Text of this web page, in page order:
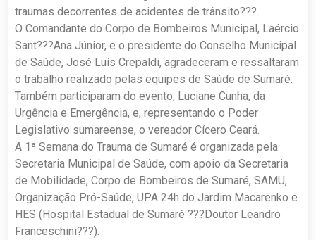
traumas decorrentes de acidentes de trânsito???.
O Comandante do Corpo de Bombeiros Municipal, Laércio
Sant???Ana Júnior, e o presidente do Conselho Municipal
de Saúde, José Luís Crepaldi, agradeceram e ressaltaram
o trabalho realizado pelas equipes de Saúde de Sumaré.
Também participaram do evento, Luciane Cunha, da
Urgência e Emergência, e, representando o Poder
Legislativo sumareense, o vereador Cícero Ceará.
A 1ª Semana do Trauma de Sumaré é organizada pela
Secretaria Municipal de Saúde, com apoio da Secretaria
de Mobilidade, Corpo de Bombeiros de Sumaré, SAMU,
Organização Pró-Saúde, UPA 24h do Jardim Macarenko e
HES (Hospital Estadual de Sumaré ???Doutor Leandro
Franceschini???).